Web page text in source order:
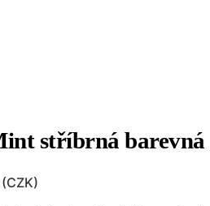
stříbrná
(CZK)